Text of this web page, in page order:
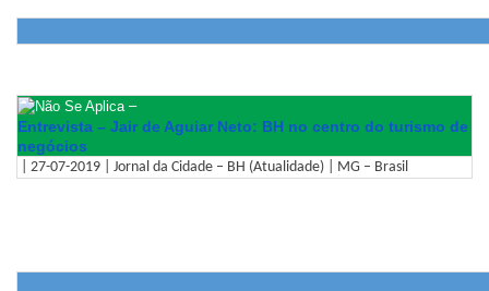
–
Entrevista – Jair de Aguiar Neto: BH no centro do turismo de
negócios
| 27-07-2019 | Jornal da Cidade – BH (Atualidade) | MG – Brasil